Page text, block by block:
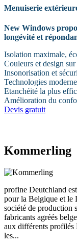
Menuiserie
New Windows
longévité et
Isolation maximale,
Couleurs et design sur
Insonorisation et
Technologies
Etanchéité la plus
Amélioration du
Devis gratuit
Kommerling
profine Deutchland
pour la Belgique et le
société de production
fabricants agréés
aux différents profilés
les...